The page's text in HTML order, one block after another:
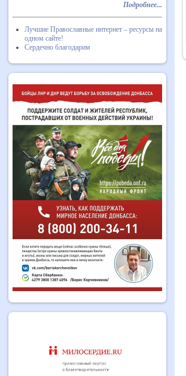
Подробнее...
Лучшие Православные интернет – ресурсы на
одном сайте!
Сердечно благодарим